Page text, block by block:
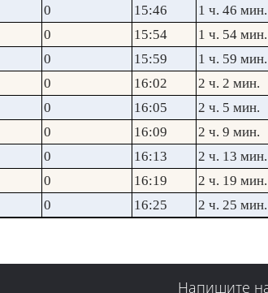
0 15:46
1 ч. 46 мин.
0 15:54
1 ч. 54 мин.
0 15:59
1 ч. 59 мин.
0 16:02
2 ч. 2 мин.
0 16:05
2 ч. 5 мин.
0 16:09
2 ч. 9 мин.
0 16:13
2 ч. 13 мин.
0 16:19
2 ч. 19 мин.
0 16:25 2 ч. 25 мин.
Напишите